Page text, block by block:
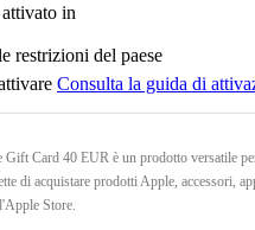
attivato in
restrizioni del paese
Consulta la guida di
Gift Card 40 EUR è un prodotto versatile
di acquistare prodotti Apple, accessori,
Store.